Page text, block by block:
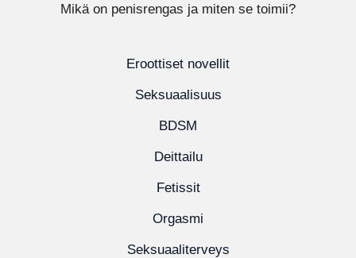
Mikä on penisrengas ja miten se toimii?
Eroottiset novellit
Seksuaalisuus
BDSM
Deittailu
Fetissit
Orgasmi
Seksuaaliterveys